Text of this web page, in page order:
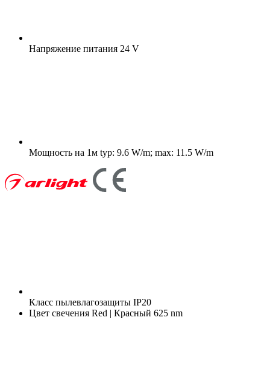
Напряжение питания 24 V
Мощность на 1м typ: 9.6 W/m; max: 11.5 W/m
Класс пылевлагозащиты IP20
Цвет свечения Red | Красный 625 nm